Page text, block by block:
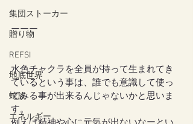
集団ストーカー
贈り物
REFSI
地底世界
蛇族
エネルギー
ーーー
水色チャクラを全員が持って生まれてき
ているという事は、誰でも意識して使っ
てみる事が出来るんじゃないかと思いま
す。